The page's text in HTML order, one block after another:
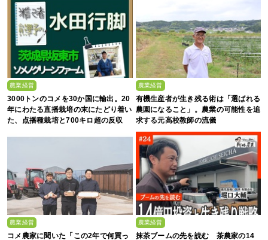
農業経営
3000トンのコメを30か国に輸出。20
年にわたる直播栽培の末にたどり着い
た、点播種栽培と700キロ超の反収
農業経営
有機生産者が生き残る術は「選ばれる
農園になること」。農業の可能性を追
求する元高校教師の流儀
農業経営
コメ農家に聞いた「この2年で何買っ
農業経営
抹茶ブームの先を読む 茶農家の14